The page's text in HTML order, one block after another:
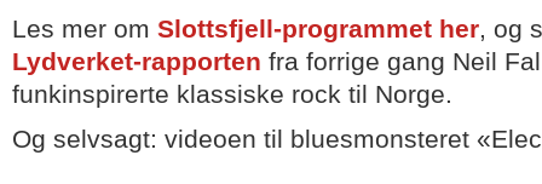
Les mer om Slottsfjell-programmet her, og
Lydverket-rapporten fra forrige gang Neil
funkinspirerte klassiske rock til Norge.
Og selvsagt: videoen til bluesmonsteret